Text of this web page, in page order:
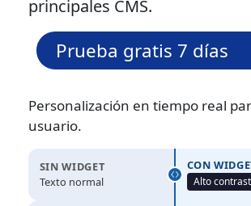
principales CMS.
Prueba gratis 7 días
Personalización en tiempo real
usuario.
SIN WIDGET
Texto normal
CON
Alto